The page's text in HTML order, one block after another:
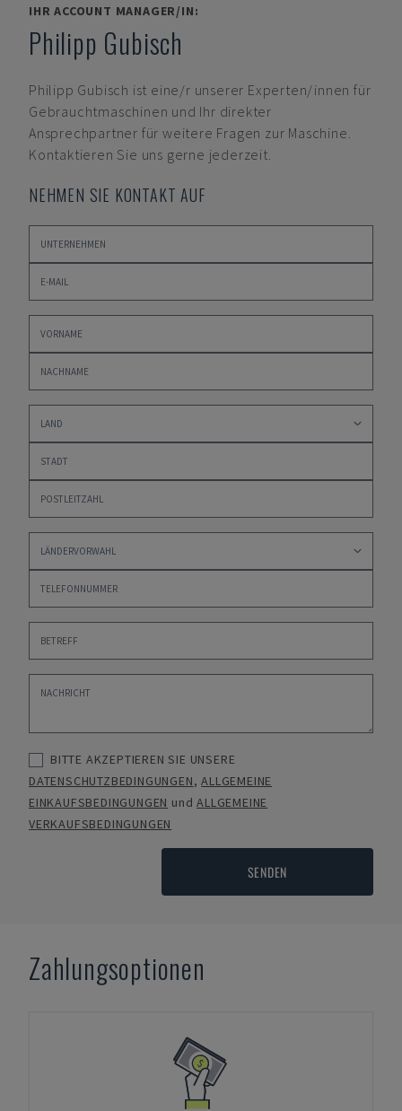
IHR ACCOUNT MANAGER/IN:
Philipp Gubisch
Philipp Gubisch ist eine/r unserer Experten/innen für
Gebrauchtmaschinen und Ihr direkter
Ansprechpartner für weitere Fragen zur Maschine.
Kontaktieren Sie uns gerne jederzeit.
NEHMEN SIE KONTAKT AUF
BITTE AKZEPTIEREN SIE UNSERE
DATENSCHUTZBEDINGUNGEN,ALLGEMEINE
EINKAUFSBEDINGUNGEN undALLGEMEINE
VERKAUFSBEDINGUNGEN
SENDEN
Zahlungsoptionen